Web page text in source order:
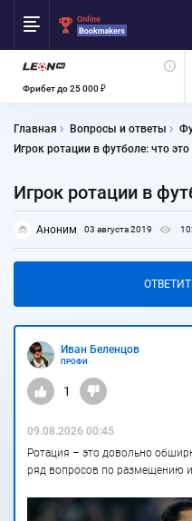
Фрибет до 25 000 ₽
Главная Вопросы и ответы
Игрок ротации в футболе: что это
Игрок ротации в
Аноним 03 августа 2019
Иван Беленцов
ПРОФИ
1
09.08.2026 00:45
Ротация – это довольно
ряд вопросов по размещению